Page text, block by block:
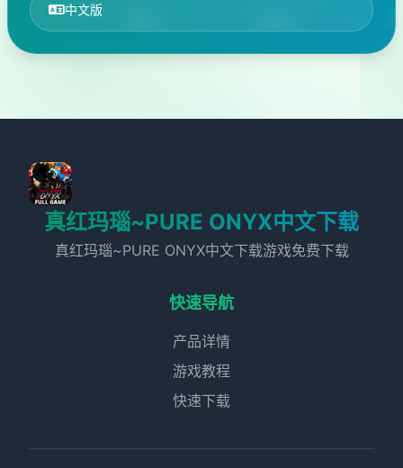
中文版
真红玛瑙~PURE ONYX中文下载
真红玛瑙~PURE ONYX中文下载游戏免费下载
快速导航
产品详情
游戏教程
快速下载